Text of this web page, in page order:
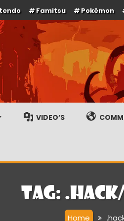
Famitsu Pokémon
gameplay streams
VIDEO’S
Tag:
Home